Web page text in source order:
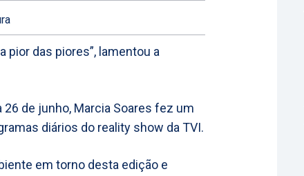
pior das piores”, lamentou a
26 de junho, Marcia Soares fez um
diários do reality show da TVI.
em torno desta edição e